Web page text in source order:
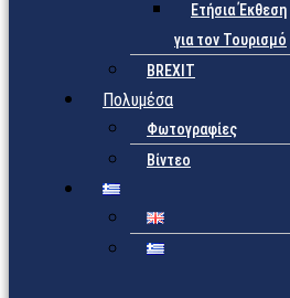
Ετήσια Έκθεση
για τον Τουρισμό
BREXIT
Πολυμέσα
Φωτογραφίες
Βίντεο